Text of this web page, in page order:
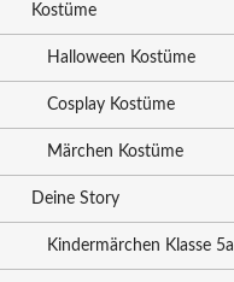
Kostüme
Halloween Kostüme
Cosplay Kostüme
Märchen Kostüme
Deine Story
Kindermärchen Klasse 5a